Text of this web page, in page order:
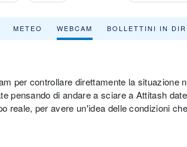
METEO WEBCAM BOLLETTINI IN
per controllare direttamente la situazione
pensando di andare a sciare a Attitash
reale, per avere un'idea delle condizioni